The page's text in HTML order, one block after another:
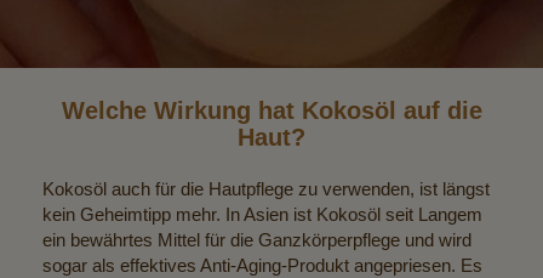
Welche Wirkung hat Kokosöl auf die
Haut?
Kokosöl auch für die Hautpflege zu verwenden, ist längst
kein Geheimtipp mehr. In Asien ist Kokosöl seit Langem
ein bewährtes Mittel für die Ganzkörperpflege und wird
sogar als effektives Anti-Aging-Produkt angepriesen. Es